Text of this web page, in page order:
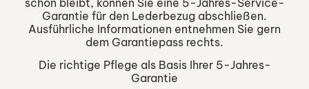
Garantie für den Lederbezug abschließen.
Ausführliche Informationen entnehmen Sie gern
dem Garantiepass rechts.
Die richtige Pflege als Basis Ihrer 5-Jahres-
Garantie